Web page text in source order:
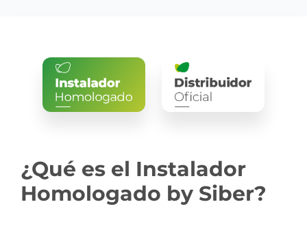
¿Qué es el Instalador
Homologado by Siber?